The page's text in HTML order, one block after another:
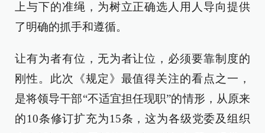
上与下的准绳，为树立正确选人用人导向提供
了明确的抓手和遵循。
让有为者有位，无为者让位，必须要靠制度的
刚性。此次《规定》最值得关注的看点之一，
是将领导干部“不适宜担任现职”的情形，从原来
的10条修订扩充为15条，这为各级党委及组织